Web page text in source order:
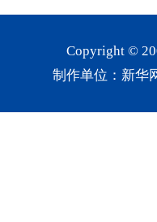
Copyright ©
制作单位：新